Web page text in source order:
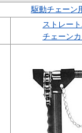
駆動チェーン
ストレー
チェーン